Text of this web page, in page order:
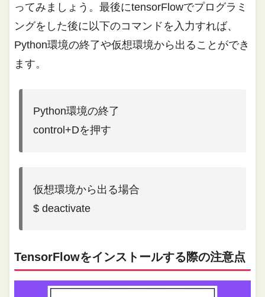
ってみましょう。最後にtensorFlowでプログラミ
ングをした後に以下のコマンドを入力すれば、
Python環境の終了や仮想環境から出ることができ
ます。
Python環境の終了
control+Dを押す
仮想環境から出る場合
$ deactivate
TensorFlowをインストールする際の注意点